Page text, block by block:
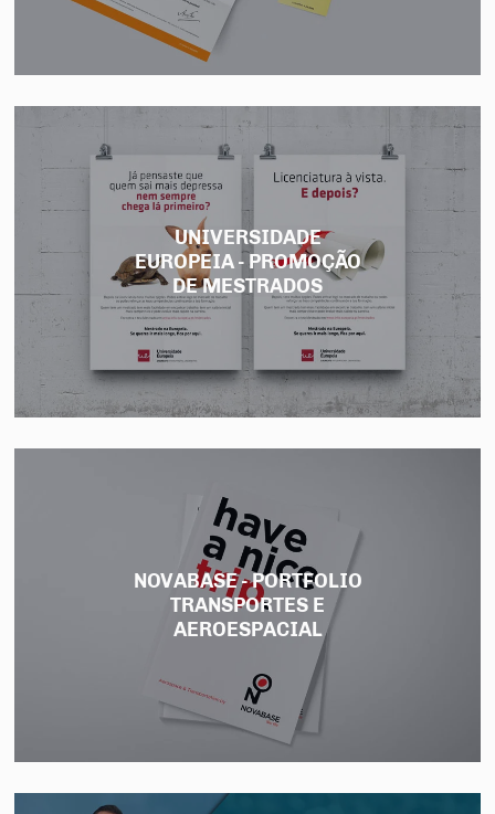
UNIVERSIDADE
EUROPEIA - PROMOÇÃO
DE MESTRADOS
NOVABASE - PORTFOLIO
TRANSPORTES E
AEROESPACIAL